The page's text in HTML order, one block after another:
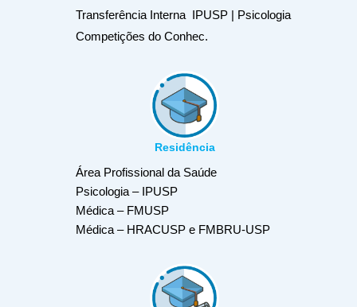
Transferência Interna IPUSP | Psicologia
Competições do Conhec.
Residência
Área Profissional da Saúde
Psicologia – IPUSP
Médica – FMUSP
Médica – HRACUSP e FMBRU-USP